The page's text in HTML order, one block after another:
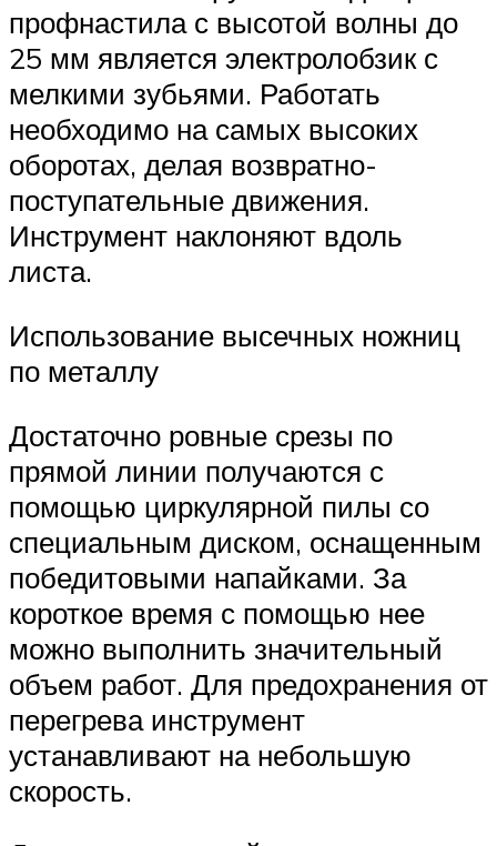
профнастила с высотой волны до
25 мм является электролобзик с
мелкими зубьями. Работать
необходимо на самых высоких
оборотах, делая возвратно-
поступательные движения.
Инструмент наклоняют вдоль
листа.
Использование высечных ножниц
по металлу
Достаточно ровные срезы по
прямой линии получаются с
помощью циркулярной пилы со
специальным диском, оснащенным
победитовыми напайками. За
короткое время с помощью нее
можно выполнить значительный
объем работ. Для предохранения от
перегрева инструмент
устанавливают на небольшую
скорость.